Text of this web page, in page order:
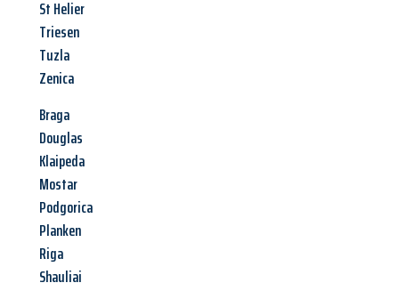
St Helier
Triesen
Tuzla
Zenica
Braga
Douglas
Klaipeda
Mostar
Podgorica
Planken
Riga
Shauliai